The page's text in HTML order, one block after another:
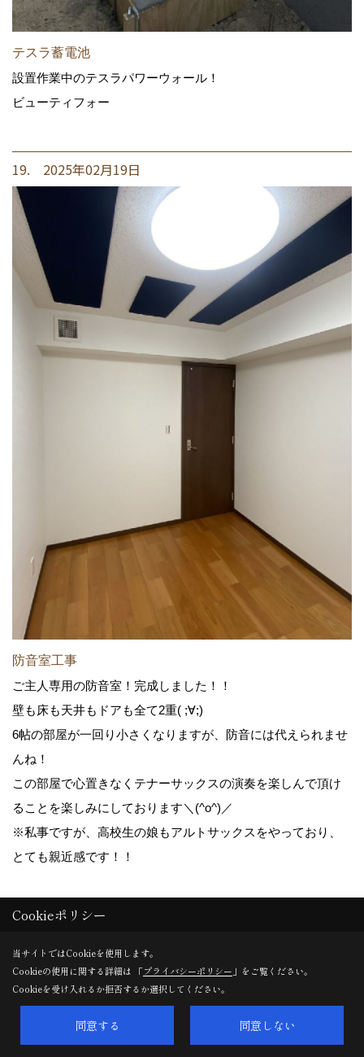
テスラ蓄電池
設置作業中のテスラパワーウォール！
ビューティフォー
19. 2025年02月19日
防音室工事
ご主人専用の防音室！完成しました！！
壁も床も天井もドアも全て2重( ;∀;)
6帖の部屋が一回り小さくなりますが、防音には代えられませ
んね！
この部屋で心置きなくテナーサックスの演奏を楽しんで頂け
ることを楽しみにしております＼(^o^)／
※私事ですが、高校生の娘もアルトサックスをやっており、
とても親近感です！！
20. 2025年02月19日
Cookieポリシー
当サイトではCookieを使用します。
Cookieの使用に関する詳細は 「プライバシーポリシー 」をご覧ください。
Cookieを受け入れるか拒否するか選択してください。
同意する 同意しない